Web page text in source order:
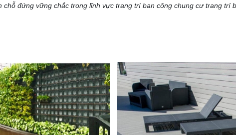
đứng vững chắc trong lĩnh vực trang trí ban công chung cư trang trí